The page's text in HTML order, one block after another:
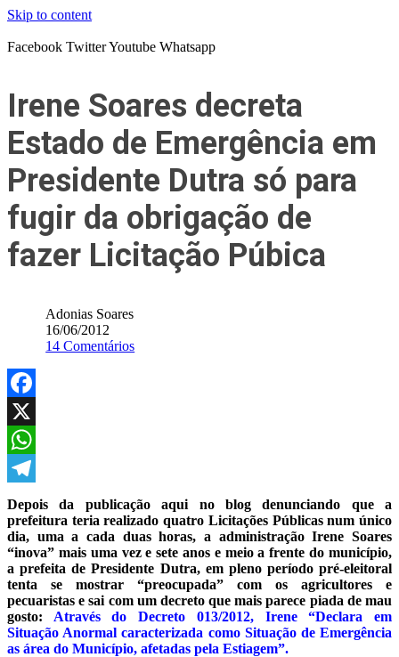
Skip to content
Facebook TwitterYoutube Whatsapp
Irene Soares decreta
Estado de Emergência em
Presidente Dutra só para
fugir da obrigação de
fazer Licitação Púbica
Adonias Soares
16/06/2012
14 Comentários
Facebook
X
WhatsApp
Telegram
Depois da publicação aqui no blog denunciando que a
prefeitura teria realizado quatro Licitações Públicas num único
dia, uma a cada duas horas, a administração Irene Soares
“inova” mais uma vez e sete anos e meio a frente do município,
a prefeita de Presidente Dutra, em pleno período pré-eleitoral
tenta se mostrar “preocupada” com os agricultores e
pecuaristas e sai com um decreto que mais parece piada de mau
gosto: Através do Decreto 013/2012, Irene “Declara em
Situação Anormal caracterizada como Situação de Emergência
as área do Município, afetadas pela Estiagem”.